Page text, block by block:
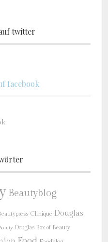
twitter
facebook
Beautyblog
Clinique Douglas
Douglas Box of Beauty